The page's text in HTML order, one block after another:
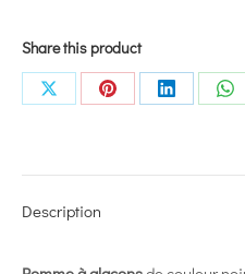
Share this product
Share
Share
Share
Description